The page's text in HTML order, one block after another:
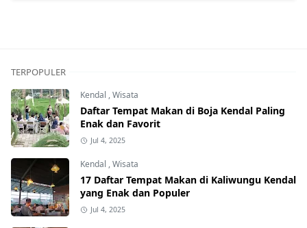
TERPOPULER
Kendal ,Wisata
Daftar Tempat Makan di Boja Kendal Paling
Enak dan Favorit
Jul 4, 2025
Kendal ,Wisata
17 Daftar Tempat Makan di Kaliwungu Kendal
yang Enak dan Populer
Jul 4, 2025